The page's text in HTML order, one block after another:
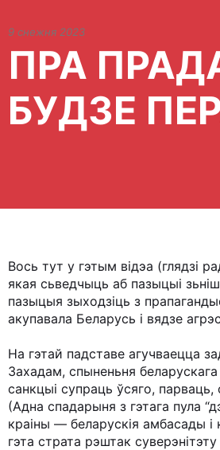
9 снежня 2023
ПРА
БУДЗЕ
Вось тут у гэтым відэа (глядзі
якая сьведчыць аб пазыцыі
пазыцыя зыходзіць з
акупавала Беларусь і вядзе
На гэтай падставе агучваецца
Захадам, спыненьня
санкцыі супраць ўсяго,
(Адна спадарыня з гэтага пула
краіны — беларускія амбасады
гэта страта рэштак